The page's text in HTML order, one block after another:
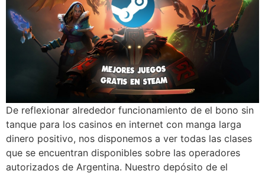
De reflexionar alrededor funcionamiento de el bono sin
tanque para los casinos en internet con manga larga
dinero positivo, nos disponemos a ver todas las clases
que se encuentran disponibles sobre las operadores
autorizados de Argentina. Nuestro depósito de el